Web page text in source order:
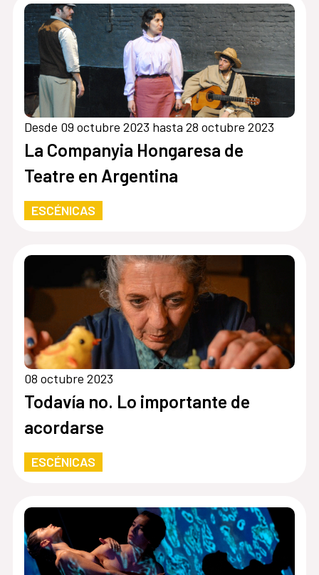
Desde 09 octubre 2023 hasta 28 octubre 2023
La Companyia Hongaresa de
Teatre en Argentina
ESCÉNICAS
08 octubre 2023
Todavía no. Lo importante de
acordarse
ESCÉNICAS